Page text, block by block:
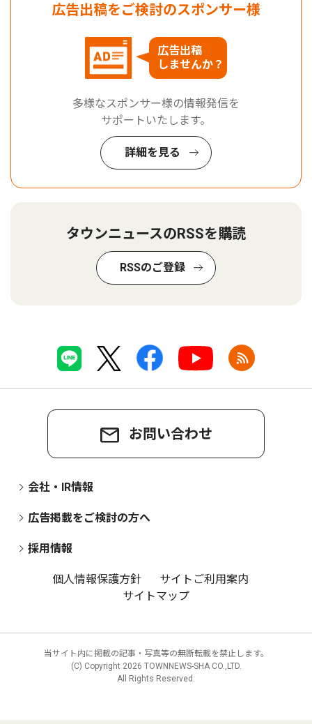
広告出稿をご検討のスポンサー様
広告出稿
しませんか？
多様なスポンサー様の情報発信を
サポートいたします。
詳細を見る
タウンニュースのRSSを購読
RSSのご登録
お問い合わせ
会社・IR情報
広告掲載をご検討の方へ
採用情報
個人情報保護方針
サイトご利用案内
サイトマップ
当サイト内に掲載の記事・写真等の無断転載を禁止します。
(C) Copyright 2026 TOWNNEWS-SHA CO.,LTD.
All Rights Reserved.